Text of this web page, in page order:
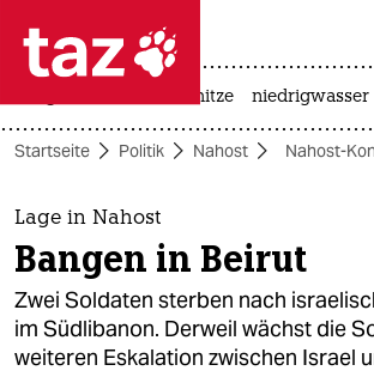
 taz zahl ich
taz zahl ich
themen
politik
öko
hitze niedrigwasser
Startseite Politik Nahost Nahost-
Lage in Nahost
Bangen in Beirut
Zwei Soldaten sterben nach
im Südlibanon. Derweil wächst die
weiteren Eskalation zwischen Israel